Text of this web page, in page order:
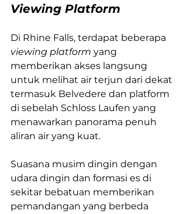
Viewing Platform
Di Rhine Falls, terdapat beberapa
viewing platform yang
memberikan akses langsung
untuk melihat air terjun dari dekat
termasuk Belvedere dan platform
di sebelah Schloss Laufen yang
menawarkan panorama penuh
aliran air yang kuat.
Suasana musim dingin dengan
udara dingin dan formasi es di
sekitar bebatuan memberikan
pemandangan yang berbeda